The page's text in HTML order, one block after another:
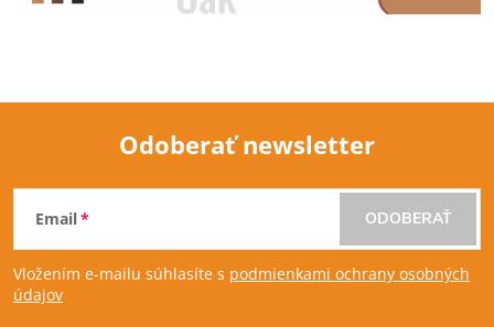
Z
á
p
Odoberať newsletter
Email
Vložením e-mailu súhlasíte s podmienkami ochrany osobných
údajov
ODOBERAŤ